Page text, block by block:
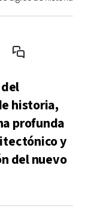
historia,
profunda
y
del nuevo